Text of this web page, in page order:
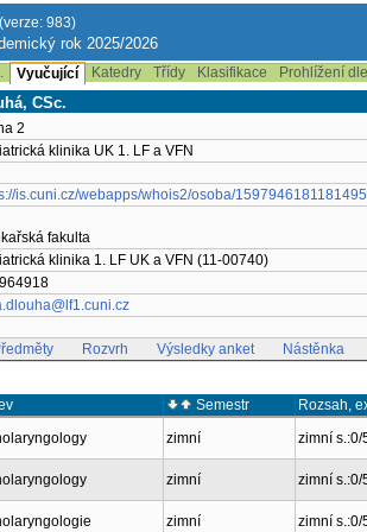
(verze: 983)
rok 2025/2026
Vyučující Katedry Třídy Klasifikace Prohlížení
CSc.
2
klinika UK 1. LF a VFN
is.cuni.cz/webapps/whois2/osoba/1597946181181495
fakulta
klinika 1. LF UK a VFN (11-00740)
Rozvrh Výsledky anket Nástěnka
Semestr
Rozsah,
zimní zimní
zimní zimní
zimní zimní